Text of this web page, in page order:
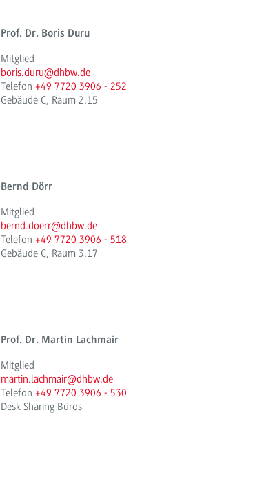
Prof. Dr. Boris Duru
Mitglied
boris.duru@dhbw.de
Telefon +49 7720 3906 - 252
Gebäude C, Raum 2.15
Bernd Dörr
Mitglied
bernd.doerr@dhbw.de
Telefon +49 7720 3906 - 518
Gebäude C, Raum 3.17
Prof. Dr. Martin Lachmair
Mitglied
martin.lachmair@dhbw.de
Telefon +49 7720 3906 - 530
Desk Sharing Büros